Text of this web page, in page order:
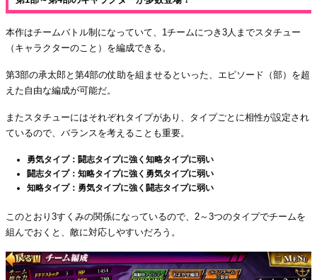
本作はチームバトル制になっていて、1チームにつき3人までスタチュー
（キャラクターのこと）を編成できる。
第3部の承太郎と第4部の仗助を組ませるといった、エピソード（部）を超
えた自由な編成が可能だ。
またスタチューにはそれぞれタイプがあり、タイプごとに相性が設定され
ているので、バランスを考えることも重要。
勇気タイプ：闘志タイプに強く知略タイプに弱い
闘志タイプ：知略タイプに強く勇気タイプに弱い
知略タイプ：勇気タイプに強く闘志タイプに弱い
このとおり3すくみの関係になっているので、2～3つのタイプでチームを
組んでおくと、敵に対応しやすいだろう。